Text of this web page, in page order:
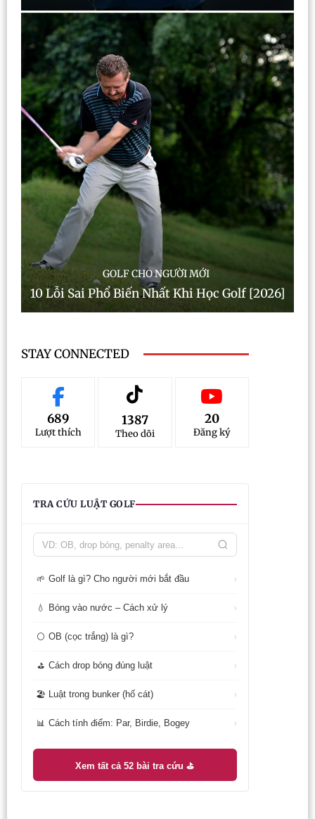
GOLF CHO NGƯỜI MỚI
10 Lỗi Sai Phổ Biến Nhất Khi Học Golf [2026]
STAY CONNECTED
689
Lượt thích
1387
Theo dõi
20
Đăng ký
TRA CỨU LUẬT GOLF
🌱 Golf là gì? Cho người mới bắt đầu ›
💧 Bóng vào nước – Cách xử lý ›
⚪ OB (cọc trắng) là gì? ›
⛳ Cách drop bóng đúng luật ›
🏖️ Luật trong bunker (hố cát) ›
📊 Cách tính điểm: Par, Birdie, Bogey ›
Xem tất cả 52 bài tra cứu ⛳